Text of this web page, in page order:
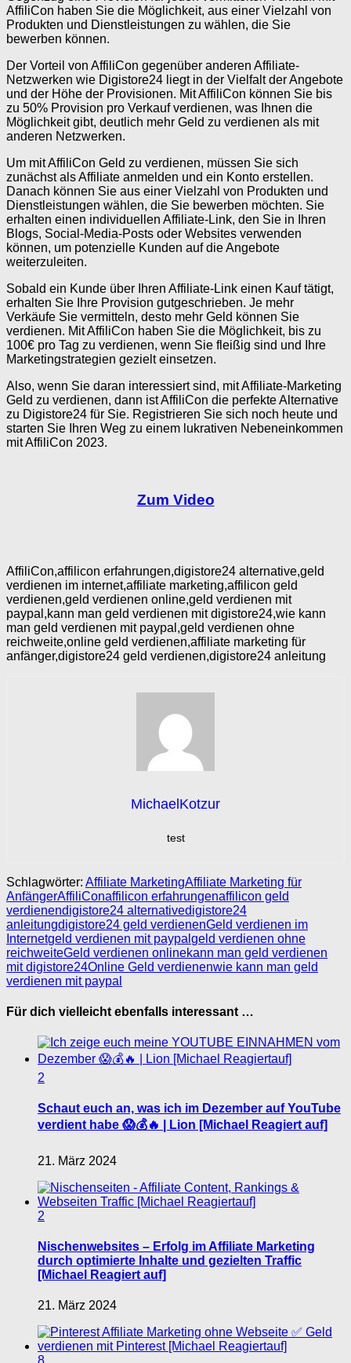
AffiliCon haben Sie die Möglichkeit, aus einer Vielzahl von
Produkten und Dienstleistungen zu wählen, die Sie
bewerben können.
Der Vorteil von AffiliCon gegenüber anderen Affiliate-
Netzwerken wie Digistore24 liegt in der Vielfalt der Angebote
und der Höhe der Provisionen. Mit AffiliCon können Sie bis
zu 50% Provision pro Verkauf verdienen, was Ihnen die
Möglichkeit gibt, deutlich mehr Geld zu verdienen als mit
anderen Netzwerken.
Um mit AffiliCon Geld zu verdienen, müssen Sie sich
zunächst als Affiliate anmelden und ein Konto erstellen.
Danach können Sie aus einer Vielzahl von Produkten und
Dienstleistungen wählen, die Sie bewerben möchten. Sie
erhalten einen individuellen Affiliate-Link, den Sie in Ihren
Blogs, Social-Media-Posts oder Websites verwenden
können, um potenzielle Kunden auf die Angebote
weiterzuleiten.
Sobald ein Kunde über Ihren Affiliate-Link einen Kauf tätigt,
erhalten Sie Ihre Provision gutgeschrieben. Je mehr
Verkäufe Sie vermitteln, desto mehr Geld können Sie
verdienen. Mit AffiliCon haben Sie die Möglichkeit, bis zu
100€ pro Tag zu verdienen, wenn Sie fleißig sind und Ihre
Marketingstrategien gezielt einsetzen.
Also, wenn Sie daran interessiert sind, mit Affiliate-Marketing
Geld zu verdienen, dann ist AffiliCon die perfekte Alternative
zu Digistore24 für Sie. Registrieren Sie sich noch heute und
starten Sie Ihren Weg zu einem lukrativen Nebeneinkommen
mit AffiliCon 2023.
Zum Video
AffiliCon,affilicon erfahrungen,digistore24 alternative,geld
verdienen im internet,affiliate marketing,affilicon geld
verdienen,geld verdienen online,geld verdienen mit
paypal,kann man geld verdienen mit digistore24,wie kann
man geld verdienen mit paypal,geld verdienen ohne
reichweite,online geld verdienen,affiliate marketing für
anfänger,digistore24 geld verdienen,digistore24 anleitung
MichaelKotzur
test
Schlagwörter: Affiliate MarketingAffiliate Marketing für
AnfängerAffiliConaffilicon erfahrungenaffilicon geld
verdienendigistore24 alternativedigistore24
anleitungdigistore24 geld verdienenGeld verdienen im
Internetgeld verdienen mit paypal geld verdienen ohne
reichweiteGeld verdienen onlinekann man geld verdienen
mit digistore24Online Geld verdienenwie kann man geld
verdienen mit paypal
Für dich vielleicht ebenfalls interessant …
2
Schaut euch an, was ich im Dezember auf YouTube
verdient habe 😱💰🔥 | Lion [Michael Reagiert auf]
21. März 2024
2
Nischenwebsites – Erfolg im Affiliate Marketing
durch optimierte Inhalte und gezielten Traffic
[Michael Reagiert auf]
21. März 2024
8